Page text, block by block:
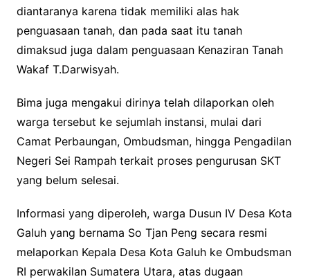
diantaranya karena tidak memiliki alas hak
penguasaan tanah, dan pada saat itu tanah
dimaksud juga dalam penguasaan Kenaziran Tanah
Wakaf T.Darwisyah.
Bima juga mengakui dirinya telah dilaporkan oleh
warga tersebut ke sejumlah instansi, mulai dari
Camat Perbaungan, Ombudsman, hingga Pengadilan
Negeri Sei Rampah terkait proses pengurusan SKT
yang belum selesai.
Informasi yang diperoleh, warga Dusun IV Desa Kota
Galuh yang bernama So Tjan Peng secara resmi
melaporkan Kepala Desa Kota Galuh ke Ombudsman
RI perwakilan Sumatera Utara, atas dugaan